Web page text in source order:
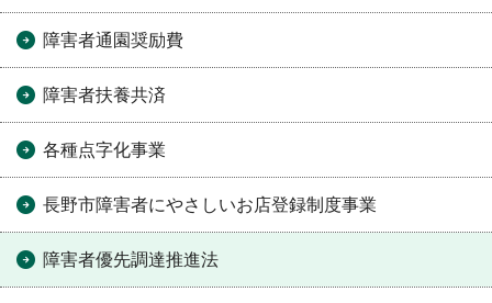
障害者通園奨励費
障害者扶養共済
各種点字化事業
長野市障害者にやさしいお店登録制度事業
障害者優先調達推進法